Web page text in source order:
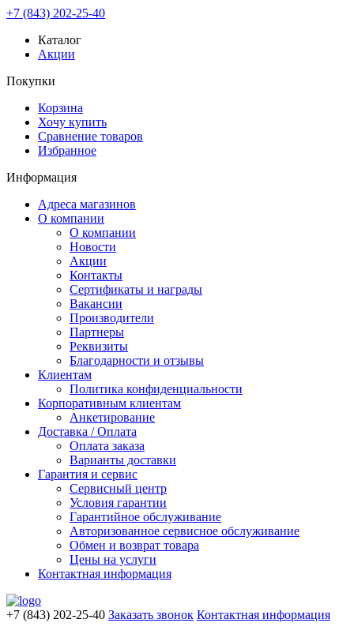
+7 (843) 202-25-40
Каталог
Акции
Покупки
Корзина
Хочу купить
Сравнение товаров
Избранное
Информация
Адреса магазинов
О компании
О компании
Новости
Акции
Контакты
Сертификаты и награды
Вакансии
Производители
Партнеры
Реквизиты
Благодарности и отзывы
Клиентам
Политика конфиденциальности
Корпоративным клиентам
Анкетирование
Доставка / Оплата
Оплата заказа
Варианты доставки
Гарантия и сервис
Сервисный центр
Условия гарантии
Гарантийное обслуживание
Авторизованное сервисное обслуживание
Обмен и возврат товара
Цены на услуги
Контактная информация
+7 (843) 202-25-40 Заказать звонок Контактная информация